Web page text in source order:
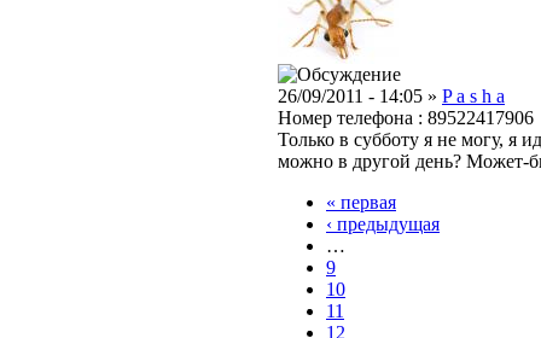
26/09/2011 - 14:05 » P a s h a
Номер телефона : 89522417906
Только в субботу я не могу, я
можно в другой день? Может-
« первая
‹ предыдущая
…
9
10
11
12